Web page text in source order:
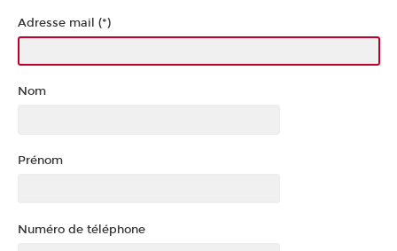
Adresse mail (*)
Nom
Prénom
Numéro de téléphone